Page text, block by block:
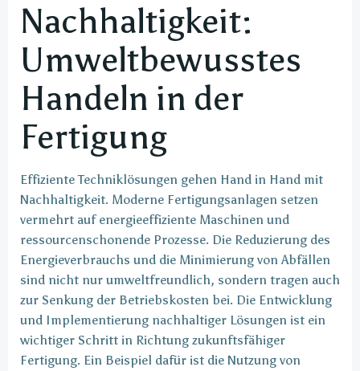
Nachhaltigkeit:
Umweltbewusstes
Handeln in der
Fertigung
Effiziente Techniklösungen gehen Hand in Hand mit
Nachhaltigkeit. Moderne Fertigungsanlagen setzen
vermehrt auf energieeffiziente Maschinen und
ressourcenschonende Prozesse. Die Reduzierung des
Energieverbrauchs und die Minimierung von Abfällen
sind nicht nur umweltfreundlich, sondern tragen auch
zur Senkung der Betriebskosten bei. Die Entwicklung
und Implementierung nachhaltiger Lösungen ist ein
wichtiger Schritt in Richtung zukunftsfähiger
Fertigung. Ein Beispiel dafür ist die Nutzung von